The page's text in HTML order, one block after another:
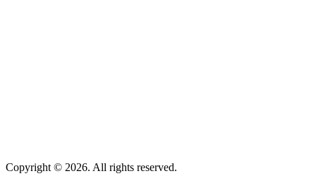
Copyright © 2026. All rights reserved.